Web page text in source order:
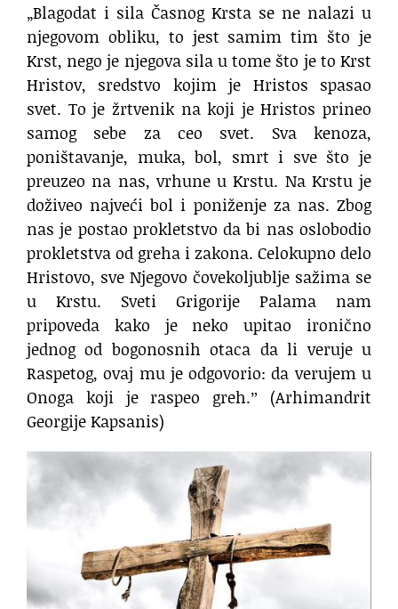
„Blagodat i sila Časnog Krsta se ne nalazi u
njegovom obliku, to jest samim tim što je
Krst, nego je njegova sila u tome što je to Krst
Hristov, sredstvo kojim je Hristos spasao
svet. To je žrtvenik na koji je Hristos prineo
samog sebe za ceo svet. Sva kenoza,
poništavanje, muka, bol, smrt i sve što je
preuzeo na nas, vrhune u Krstu. Na Krstu je
doživeo najveći bol i poniženje za nas. Zbog
nas je postao prokletstvo da bi nas oslobodio
prokletstva od greha i zakona. Celokupno delo
Hristovo, sve Njegovo čovekoljublje sažima se
u Krstu. Sveti Grigorije Palama nam
pripoveda kako je neko upitao ironično
jednog od bogonosnih otaca da li veruje u
Raspetog, ovaj mu je odgovorio: da verujem u
Onoga koji je raspeo greh.ˮ (Arhimandrit
Georgije Kapsanis)